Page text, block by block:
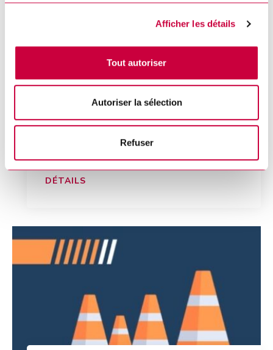
Afficher les détails
Tout autoriser
Autoriser la sélection
Refuser
Feux à ciel ouvert interdits
jusqu’à nouvel ordre
DÉTAILS